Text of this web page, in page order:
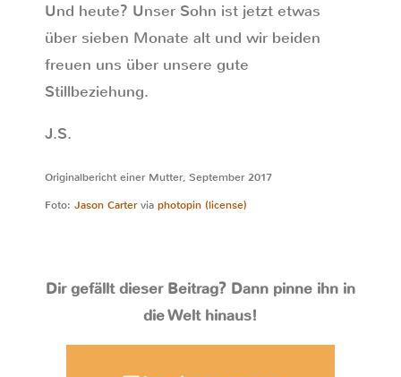
Und heute? Unser Sohn ist jetzt etwas
über sieben Monate alt und wir beiden
freuen uns über unsere gute
Stillbeziehung.
J.S.
Originalbericht einer Mutter, September 2017
Foto: Jason Cartervia photopin (license)
Dir gefällt dieser Beitrag? Dann pinne ihn in
die Welt hinaus!